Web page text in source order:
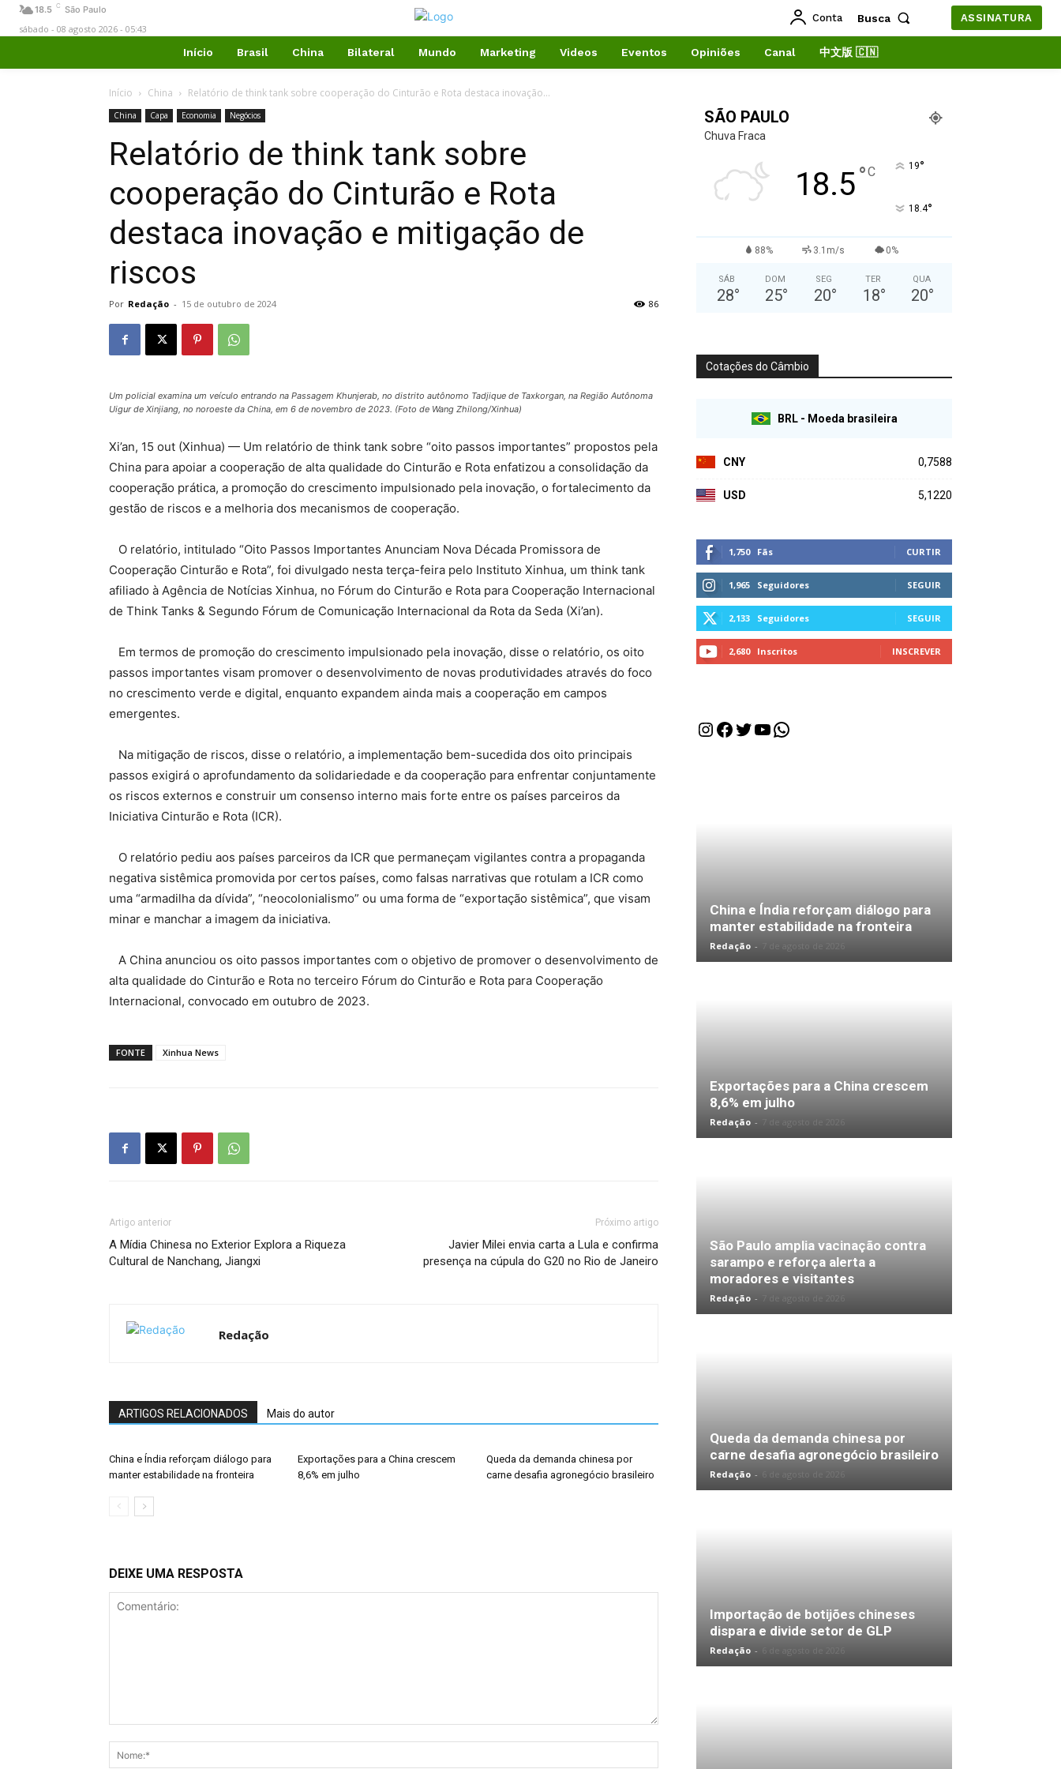
18.5 C São Paulo
sábado - 08 agosto 2026 - 05:43
Conta Busca ASSINATURA
Início Brasil China Bilateral Mundo Marketing Videos Eventos Opiniões Canal 中文版 🇨🇳
Início China Relatório de think tank sobre cooperação do Cinturão e Rota destaca inovação...
China Capa Economia Negócios
Relatório de think tank sobre
cooperação do Cinturão e Rota
destaca inovação e mitigação de
riscos
Por Redação - 15 de outubro de 2024 86
Um policial examina um veículo entrando na Passagem Khunjerab, no distrito autônomo Tadjique de Taxkorgan, na Região Autônoma
Uigur de Xinjiang, no noroeste da China, em 6 de novembro de 2023. (Foto de Wang Zhilong/Xinhua)
Xi’an, 15 out (Xinhua) — Um relatório de think tank sobre “oito passos importantes” propostos pela
China para apoiar a cooperação de alta qualidade do Cinturão e Rota enfatizou a consolidação da
cooperação prática, a promoção do crescimento impulsionado pela inovação, o fortalecimento da
gestão de riscos e a melhoria dos mecanismos de cooperação.
O relatório, intitulado “Oito Passos Importantes Anunciam Nova Década Promissora de
Cooperação Cinturão e Rota”, foi divulgado nesta terça-feira pelo Instituto Xinhua, um think tank
afiliado à Agência de Notícias Xinhua, no Fórum do Cinturão e Rota para Cooperação Internacional
de Think Tanks & Segundo Fórum de Comunicação Internacional da Rota da Seda (Xi’an).
Em termos de promoção do crescimento impulsionado pela inovação, disse o relatório, os oito
passos importantes visam promover o desenvolvimento de novas produtividades através do foco
no crescimento verde e digital, enquanto expandem ainda mais a cooperação em campos
emergentes.
Na mitigação de riscos, disse o relatório, a implementação bem-sucedida dos oito principais
passos exigirá o aprofundamento da solidariedade e da cooperação para enfrentar conjuntamente
os riscos externos e construir um consenso interno mais forte entre os países parceiros da
Iniciativa Cinturão e Rota (ICR).
O relatório pediu aos países parceiros da ICR que permaneçam vigilantes contra a propaganda
negativa sistêmica promovida por certos países, como falsas narrativas que rotulam a ICR como
uma “armadilha da dívida”, “neocolonialismo” ou uma forma de “exportação sistêmica”, que visam
minar e manchar a imagem da iniciativa.
A China anunciou os oito passos importantes com o objetivo de promover o desenvolvimento de
alta qualidade do Cinturão e Rota no terceiro Fórum do Cinturão e Rota para Cooperação
Internacional, convocado em outubro de 2023.
FONTE Xinhua News
Artigo anterior
A Mídia Chinesa no Exterior Explora a Riqueza
Cultural de Nanchang, Jiangxi
Próximo artigo
Javier Milei envia carta a Lula e confirma
presença na cúpula do G20 no Rio de Janeiro
Redação
ARTIGOS RELACIONADOS Mais do autor
China e Índia reforçam diálogo para
manter estabilidade na fronteira
Exportações para a China crescem
8,6% em julho
Queda da demanda chinesa por
carne desafia agronegócio brasileiro
DEIXE UMA RESPOSTA
SÃO PAULO
Chuva Fraca
18.5°C 19°
18.4°
88% 3.1m/s 0%
SÁB
28°
DOM
25°
SEG
20°
TER
18°
QUA
20°
Cotações do Câmbio
BRL - Moeda brasileira
CNY 0,7588
USD 5,1220
1,750 Fãs CURTIR
1,965 Seguidores SEGUIR
2,133 Seguidores SEGUIR
2,680 Inscritos INSCREVER
Instagram
Facebook
Twitter
Youtube
WhatsApp
China e Índia reforçam diálogo para
manter estabilidade na fronteira
Redação - 7 de agosto de 2026
Exportações para a China crescem
8,6% em julho
Redação - 7 de agosto de 2026
São Paulo amplia vacinação contra
sarampo e reforça alerta a
moradores e visitantes
Redação - 7 de agosto de 2026
Queda da demanda chinesa por
carne desafia agronegócio brasileiro
Redação -
Importação de botijões chineses
dispara e divide setor de GLP
Redação -